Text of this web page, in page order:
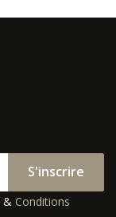
S'inscrire
& Conditions